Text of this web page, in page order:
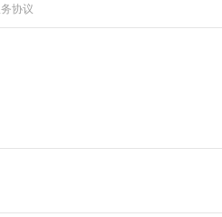
协议